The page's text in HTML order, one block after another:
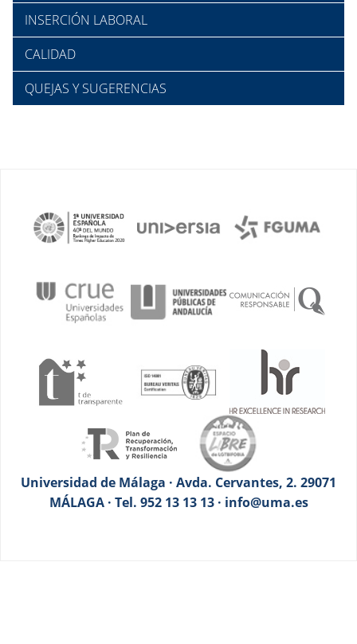
INSERCIÓN LABORAL
CALIDAD
QUEJAS Y SUGERENCIAS
Universidad de Málaga · Avda. Cervantes, 2. 29071
MÁLAGA · Tel. 952 13 13 13 · info@uma.es